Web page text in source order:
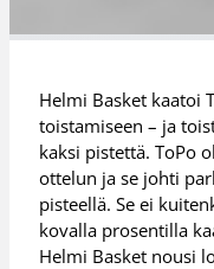
Helmi Basket kaatoi
toistamiseen – ja
kaksi pistettä. ToPo
ottelun ja se johti
pisteellä. Se ei
kovalla prosentilla
Helmi Basket nousi